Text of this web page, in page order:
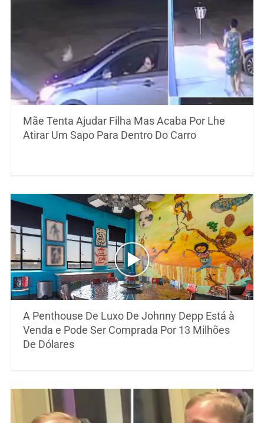
Mãe Tenta Ajudar Filha Mas Acaba Por Lhe
Atirar Um Sapo Para Dentro Do Carro
A Penthouse De Luxo De Johnny Depp Está à
Venda e Pode Ser Comprada Por 13 Milhões
De Dólares